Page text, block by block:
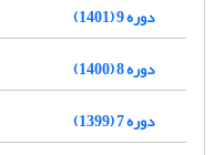
دوره 9 (1401)
دوره 8 (1400)
دوره 7 (1399)